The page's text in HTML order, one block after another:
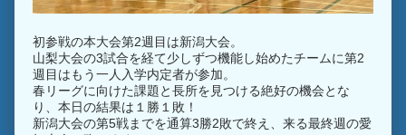
初参戦の本大会第2週目は新潟大会。
山梨大会の3試合を経て少しずつ機能し始めたチームに第2
週目はもう一人入学内定者が参加。
春リーグに向けた課題と長所を見つける絶好の機会とな
り、本日の結果は１勝１敗！
新潟大会の第5戦までを通算3勝2敗で終え、来る最終週の愛